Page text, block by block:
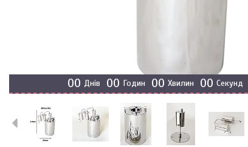
00 Днів 00 Годин 00 Хвилин 00 Секунд